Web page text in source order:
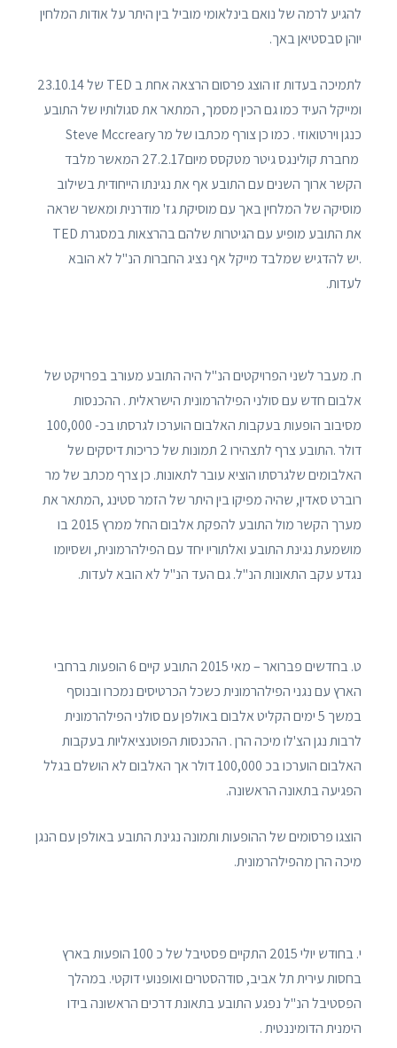
להגיע לרמה של נואם בינלאומי מוביל בין היתר על אודות המלחין
יוהן סבסטיאן באך.
לתמיכה בעדות זו הוצג פרסום הרצאה אחת ב TED של 23.10.14
ומייקל העיד כמו גם הכין מסמך, המתאר את סגולותיו של התובע
כנגן וירטואוזי . כמו כן צורף מכתבו של מר Steve Mccreary
מחברת קולינגס גיטר מטקסס מיום27.2.17 המאשר מלבד
הקשר ארוך השנים עם התובע אף את נגינתו הייחודית בשילוב
מוסיקה של המלחין באך עם מוסיקת גז' מודרנית ומאשר שראה
.יש להדגיש שמלבד מייקל אף נציג החברות הנ"ל לא הובא
לעדות.
ח. מעבר לשני הפרויקטים הנ"ל היה התובע מעורב בפרויקט של
אלבום חדש עם סולני הפילהרמונית הישראלית . ההכנסות
מסיבוב הופעות בעקבות האלבום הוערכו לגרסתו בכ- 100,000
דולר .התובע צרף לתצהירו 2 תמונות של כריכות דיסקים של
האלבומים שלגרסתו הוציא עובר לתאונות. כן צרף מכתב של מר
רוברט סאדין, שהיה מפיקו בין היתר של הזמר סטינג ,המתאר את
מערך הקשר מול התובע להפקת אלבום החל ממרץ 2015 בו
מושמעת נגינת התובע ואלתוריו יחד עם הפילהרמונית, ושסיומו
נגדע עקב התאונות הנ"ל. גם העד הנ"ל לא הובא לעדות.
ט. בחדשים פברואר – מאי 2015 התובע קיים 6 הופעות ברחבי
הארץ עם נגני הפילהרמונית כשכל הכרטיסים נמכרו ובנוסף
במשך 5 ימים הקליט אלבום באולפן עם סולני הפילהרמונית
לרבות נגן הצ'לו מיכה הרן . ההכנסות הפוטנציאליות בעקבות
האלבום הוערכו בכ 100,000 דולר אך האלבום לא הושלם בגלל
הפגיעה בתאונה הראשונה.
הוצגו פרסומים של ההופעות ותמונה נגינת התובע באולפן עם הנגן
מיכה הרן מהפילהרמונית.
י. בחודש יולי 2015 התקיים פסטיבל של כ 100 הופעות בארץ
בחסות עירית תל אביב, סודהסטרים ואופנועי דוקטי. במהלך
הפסטיבל הנ"ל נפגע התובע בתאונת דרכים הראשונה בידו
הימנית הדומיננטית .